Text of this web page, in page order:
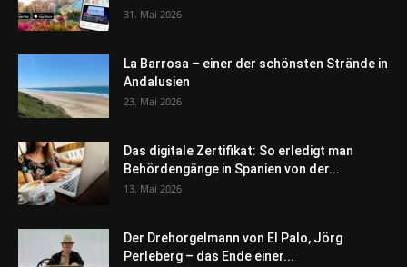
31. Mai 2026
La Barrosa – einer der schönsten Strände in
Andalusien
23. Mai 2026
Das digitale Zertifikat: So erledigt man
Behördengänge in Spanien von der...
13. Mai 2026
Der Drehorgelmann von El Palo, Jörg
Perleberg – das Ende einer...